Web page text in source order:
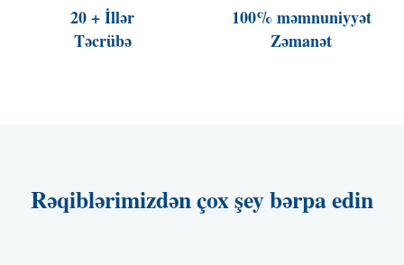
20 + İllər
Təcrübə
100% məmnuniyyət
Zəmanət
Rəqiblərimizdən çox şey bərpa edin